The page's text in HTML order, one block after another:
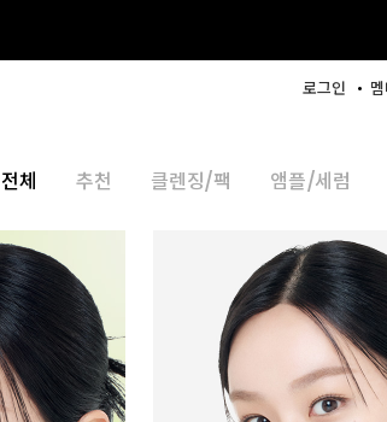
로그인
전체 추천 클렌징/팩 앰플/세럼